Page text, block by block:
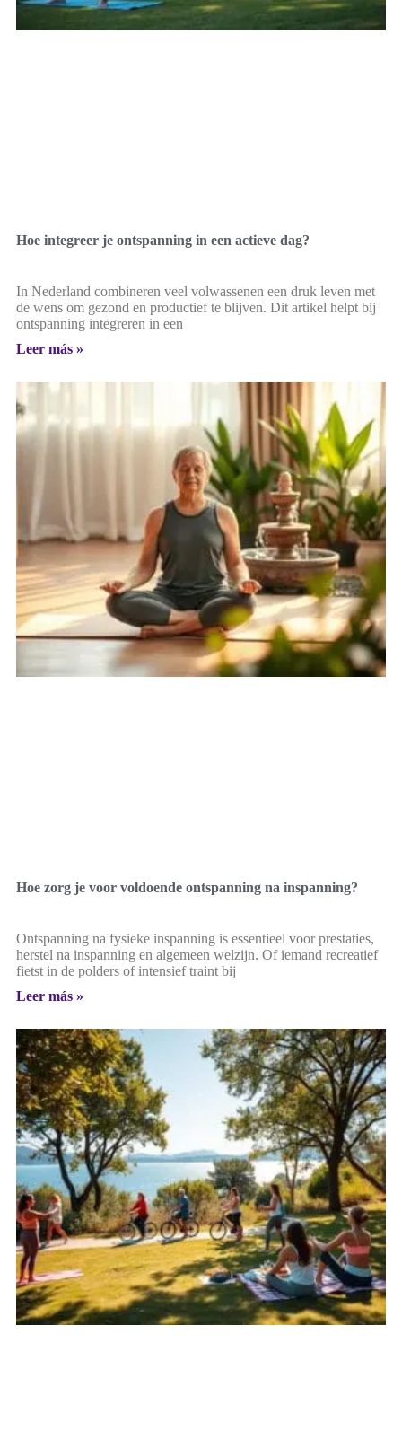
Hoe integreer je ontspanning in een actieve dag?
In Nederland combineren veel volwassenen een druk leven met
de wens om gezond en productief te blijven. Dit artikel helpt bij
ontspanning integreren in een
Leer más »
Hoe zorg je voor voldoende ontspanning na inspanning?
Ontspanning na fysieke inspanning is essentieel voor prestaties,
herstel na inspanning en algemeen welzijn. Of iemand recreatief
fietst in de polders of intensief traint bij
Leer más »